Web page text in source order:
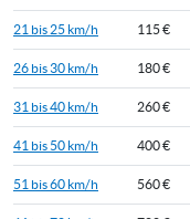
21 bis 25 km/h 115 €
26 bis 30 km/h 180 €
31 bis 40 km/h 260 €
41 bis 50 km/h 400 €
51 bis 60 km/h 560 €